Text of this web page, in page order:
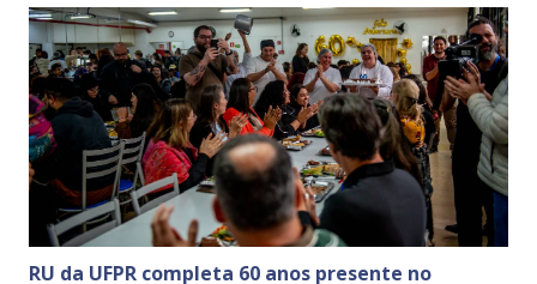
RU da UFPR completa 60 anos presente no